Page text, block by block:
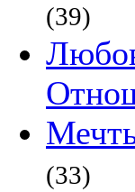
(39)
(33)